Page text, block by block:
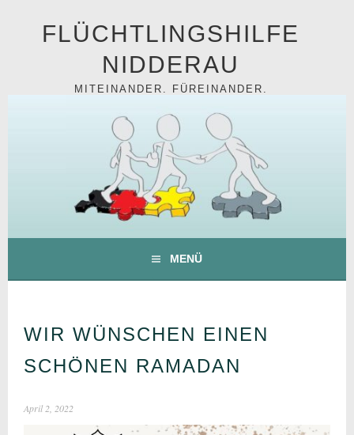
FLÜCHTLINGSHILFE
NIDDERAU
MITEINANDER. FÜREINANDER.
MENÜ
WIR WÜNSCHEN EINEN
SCHÖNEN RAMADAN
April 2, 2022